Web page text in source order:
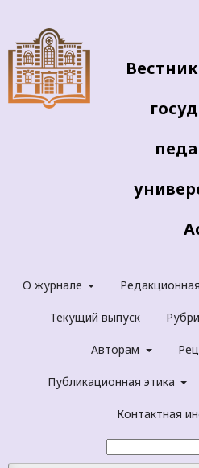
О журнале
Текущий выпуск
Авторам
Публикационная этика
Контактная